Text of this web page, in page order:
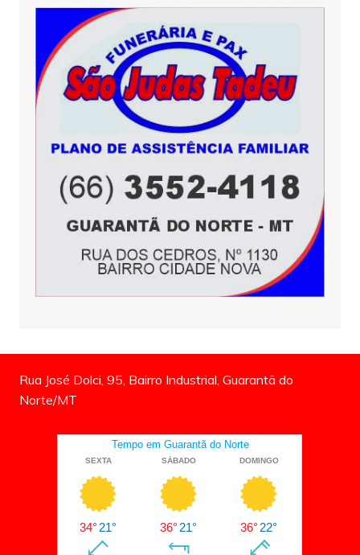
Rua José Dolci, 95, Bairro Industrial, Guarantã do
Norte/MT